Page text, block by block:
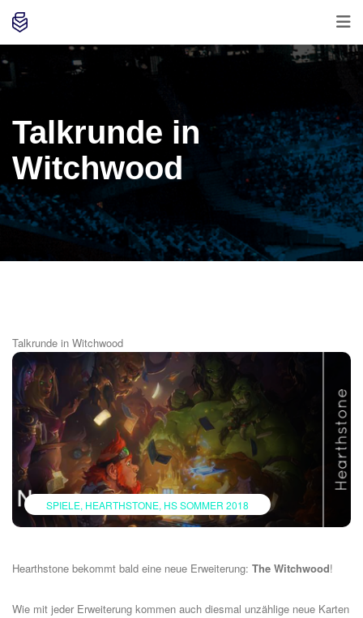
Talkrunde in
Witchwood
Talkrunde in Witchwood
SPIELE HEARTHSTONE HS SOMMER 2018
Hearthstone bekommt bald eine neue Erweiterung: The Witchwood!
Wie mit jeder Erweiterung kommen auch diesmal unzählige neue Karten